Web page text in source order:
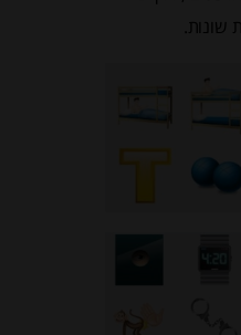
שונות.